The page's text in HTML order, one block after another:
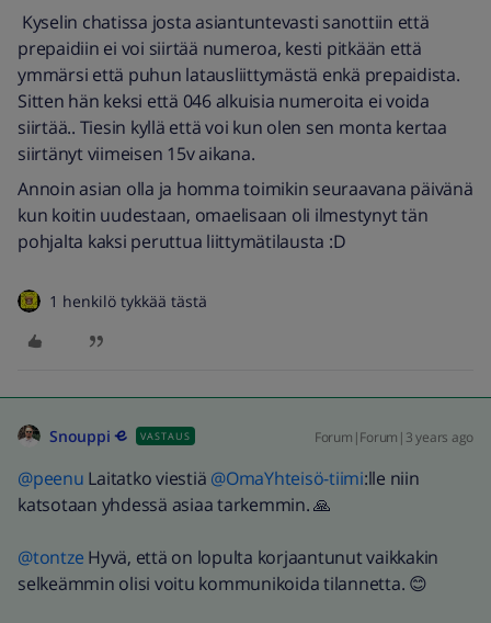
Kyselin chatissa josta asiantuntevasti sanottiin että
prepaidiin ei voi siirtää numeroa, kesti pitkään että
ymmärsi että puhun latausliittymästä enkä prepaidista.
Sitten hän keksi että 046 alkuisia numeroita ei voida
siirtää.. Tiesin kyllä että voi kun olen sen monta kertaa
siirtänyt viimeisen 15v aikana.
Annoin asian olla ja homma toimikin seuraavana päivänä
kun koitin uudestaan, omaelisaan oli ilmestynyt tän
pohjalta kaksi peruttua liittymätilausta :D
1 henkilö tykkää tästä
Snouppi VASTAUS Forum|Forum|3 years ago
@peenu Laitatko viestiä @OmaYhteisö-tiimi:lle niin
katsotaan yhdessä asiaa tarkemmin. 🙏
@tontze Hyvä, että on lopulta korjaantunut vaikkakin
selkeämmin olisi voitu kommunikoida tilannetta. 😊